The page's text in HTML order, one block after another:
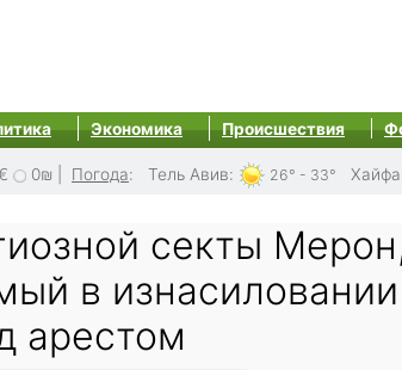
Экономика Происшествия
0₪ Погода: Тель Авив: 26° - 33° Хайфа
секты
в
арестом